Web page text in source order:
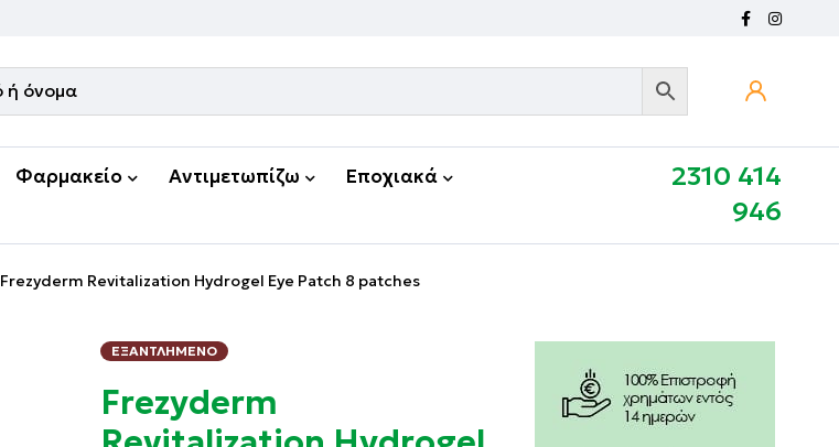
Φαρμακείο Αντιμετωπίζω
Εποχιακά
2310 414
946
Frezyderm Revitalization Hydrogel Eye Patch 8 patches
ΕΞΑΝΤΛΗΜΈΝΟ
Frezyderm